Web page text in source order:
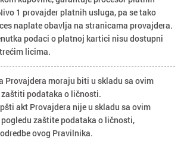
1 provajder platnih usluga, pa se tako
naplate obavlja na stranicama provajdera.
podaci o platnoj kartici nisu dostupni
licima.
Provajdera moraju biti u skladu sa ovim
podataka o ličnosti.
akt Provajdera nije u skladu sa ovim
zaštite podataka o ličnosti,
ovog Pravilnika.